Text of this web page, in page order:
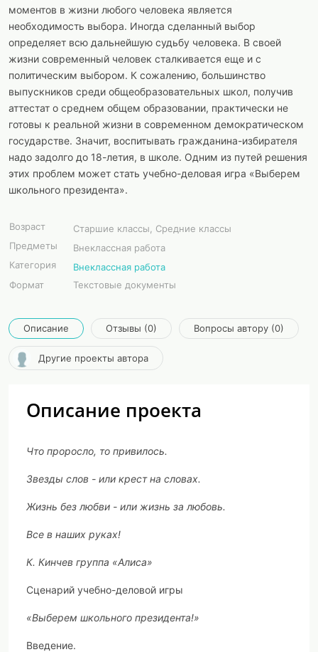
моментов в жизни любого человека является
необходимость выбора. Иногда сделанный выбор
определяет всю дальнейшую судьбу человека. В своей
жизни современный человек сталкивается еще и с
политическим выбором. К сожалению, большинство
выпускников среди общеобразовательных школ, получив
аттестат о среднем общем образовании, практически не
готовы к реальной жизни в современном демократическом
государстве. Значит, воспитывать гражданина-избирателя
надо задолго до 18-летия, в школе. Одним из путей решения
этих проблем может стать учебно-деловая игра «Выберем
школьного президента».
Возраст
Старшие классы, Средние классы
Предметы
Внеклассная работа
Категория
Внеклассная работа
Формат
Текстовые документы
Описание Отзывы (0) Вопросы автору (0)
Другие проекты автора
Описание проекта
Что проросло, то привилось.
Звезды слов - или крест на словах.
Жизнь без любви - или жизнь за любовь.
Все в наших руках!
К. Кинчев группа «Алиса»
Сценарий учебно-деловой игры
«Выберем школьного президента!»
Введение.